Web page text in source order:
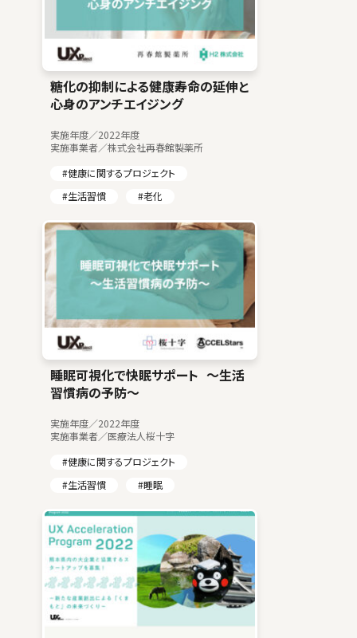
糖化の抑制による健康寿命の延伸と
心身のアンチエイジング
実施年度／2022年度
実施事業者／株式会社再春館製薬所
#健康に関するプロジェクト
#生活習慣
#老化
睡眠可視化で快眠サポート ～生活
習慣病の予防～
実施年度／2022年度
実施事業者／医療法人桜十字
#健康に関するプロジェクト
#生活習慣
#睡眠